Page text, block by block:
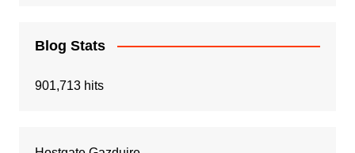
Blog Stats
901,713 hits